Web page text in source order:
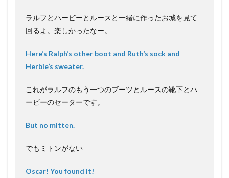
ラルフとハービーとルースと一緒に作ったお城を見て
回るよ。楽しかったなー。
Here’s Ralph’s other boot and Ruth’s sock and
Herbie’s sweater.
これがラルフのもう一つのブーツとルースの靴下とハ
ービーのセーターです。
But no mitten.
でもミトンがない
Oscar! You found it!